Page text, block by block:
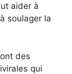
aider à
soulager la
des
qui